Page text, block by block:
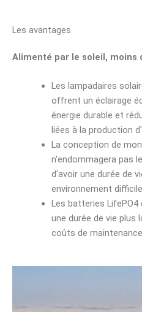
Les avantages
Alimenté par le soleil, moins
Les lampadaires
offrent un éclairage
énergie durable et
liées à la production
La conception de
n'endommagera pas
d'avoir une durée de
environnement
Les batteries
une durée de vie plus
coûts de